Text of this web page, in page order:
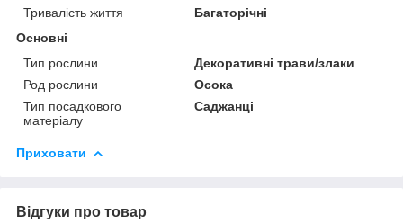
Тривалість життя
Багаторічні
Основні
Тип рослини
Декоративні трави/злаки
Род рослини
Осока
Тип посадкового
матеріалу
Саджанці
Приховати
Відгуки про товар